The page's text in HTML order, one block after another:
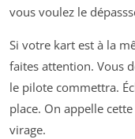
vous voulez le
Si votre kart est à la
faites attention. Vous
le pilote commettra.
place. On appelle
virage.